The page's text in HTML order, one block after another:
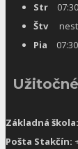
Str
Štv
Pia 07:30
Základná škola:
Pošta Stakčín: